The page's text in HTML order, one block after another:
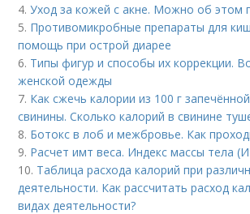
4.Уход за кожей с акне. Можно об этом
5. Противомикробные препараты для
помощь при острой диарее
6. Типы фигур и способы их коррекции.
женской одежды
7. Как сжечь калории из 100 г
свинины. Сколько калорий в свинине
8. Ботокс в лоб и межбровье. Как
9. Расчет имт веса. Индекс массы тела
10. Таблица расхода калорий при
деятельности. Как рассчитать расход
видах деятельности?